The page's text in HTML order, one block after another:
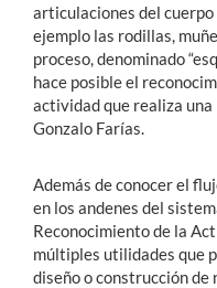
articulaciones del cuerpo
ejemplo las rodillas,
proceso, denominado
hace posible el
actividad que realiza una
Gonzalo Farías.
Además de conocer el
en los andenes del
Reconocimiento de la
múltiples utilidades que
diseño o construcción de